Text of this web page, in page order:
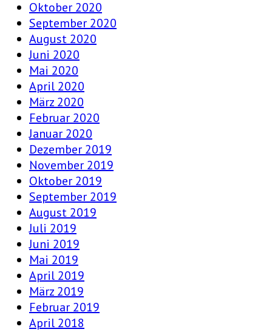
Oktober 2020
September 2020
August 2020
Juni 2020
Mai 2020
April 2020
März 2020
Februar 2020
Januar 2020
Dezember 2019
November 2019
Oktober 2019
September 2019
August 2019
Juli 2019
Juni 2019
Mai 2019
April 2019
März 2019
Februar 2019
April 2018